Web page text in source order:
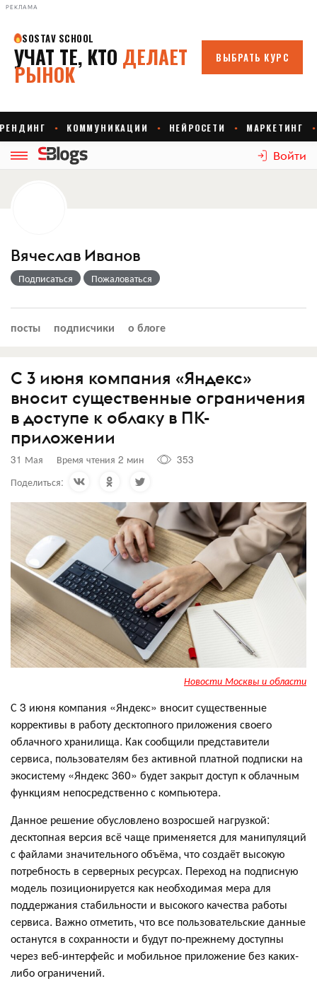
РЕКЛАМА
Войти
Вячеслав Иванов
Подписаться Пожаловаться
посты подписчики о блоге
С 3 июня компания «Яндекс»
вносит существенные ограничения
в доступе к облаку в ПК-
приложении
31 Мая Время чтения 2 мин
353
Поделиться:
Новости Москвы и области
С 3 июня компания «Яндекс» вносит существенные
коррективы в работу десктопного приложения своего
облачного хранилища. Как сообщили представители
сервиса, пользователям без активной платной подписки на
экосистему «Яндекс 360» будет закрыт доступ к облачным
функциям непосредственно с компьютера.
Данное решение обусловлено возросшей нагрузкой:
десктопная версия всё чаще применяется для манипуляций
с файлами значительного объёма, что создаёт высокую
потребность в серверных ресурсах. Переход на подписную
модель позиционируется как необходимая мера для
поддержания стабильности и высокого качества работы
сервиса. Важно отметить, что все пользовательские данные
останутся в сохранности и будут по-прежнему доступны
через веб-интерфейс и мобильное приложение без каких-
либо ограничений.